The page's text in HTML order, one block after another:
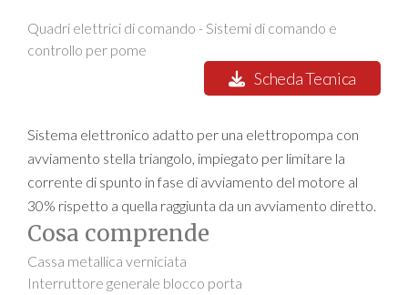
Quadri elettrici di comando - Sistemi di comando e
controllo per pome
Scheda Tecnica
Sistema elettronico adatto per una elettropompa con
avviamento stella triangolo, impiegato per limitare la
corrente di spunto in fase di avviamento del motore al
30% rispetto a quella raggiunta da un avviamento diretto.
Cosa comprende
Cassa metallica verniciata
Interruttore generale blocco porta